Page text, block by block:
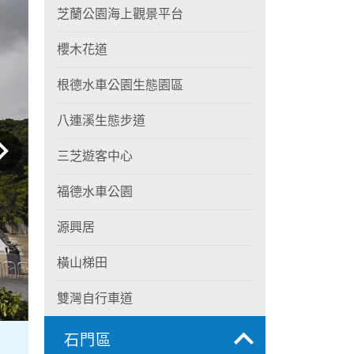
芝蘭公園海上觀景平台
櫻木花道
根德水車公園生態園區
八連溪生態步道
三芝遊客中心
福德水車公園
源興居
橫山梯田
雙灣自行車道
石門區